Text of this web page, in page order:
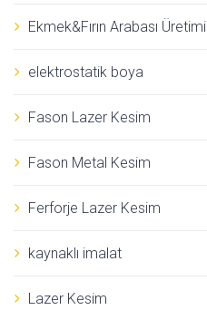
Ekmek&Fırın Arabası Üretimi
elektrostatik boya
Fason Lazer Kesim
Fason Metal Kesim
Ferforje Lazer Kesim
kaynaklı imalat
Lazer Kesim